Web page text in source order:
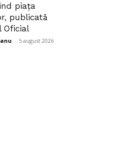
piața
publicată
Oficial
- 5 august 2026